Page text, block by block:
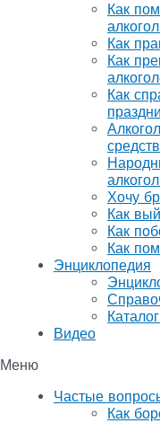
Как
Как
Как
Как
Хочу
Как
Как
Как
Энциклопедия
Видео
Меню
Частые
Как